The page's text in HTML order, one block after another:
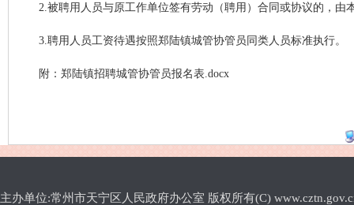
2.被聘用人员与原工作单位签有劳动（聘用）合同或协议的，
3.聘用人员工资待遇按照郑陆镇城管协管员同类人员标准执行。
附： 郑陆镇招聘城管协管员报名表.docx
主办单位:常州市天宁区人民政府办公室 版权所有(C)